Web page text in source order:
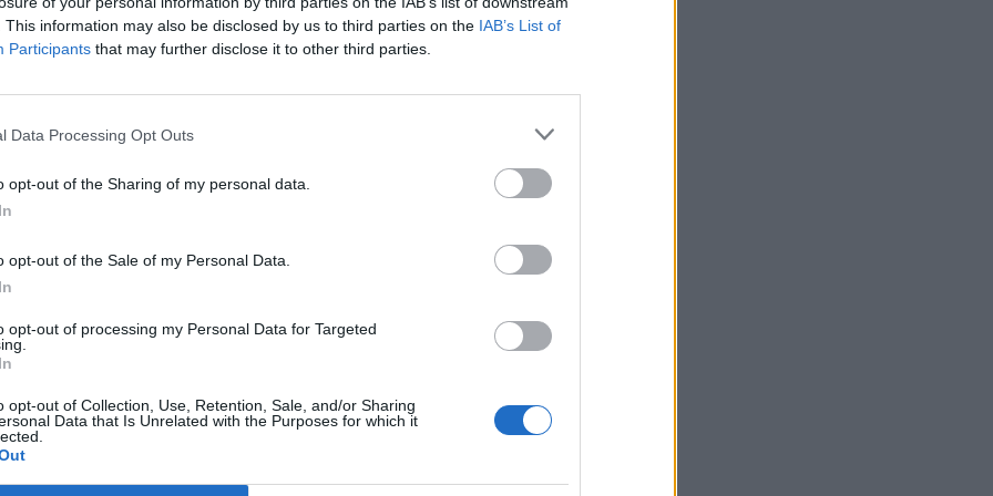
This information may also be disclosed by us to third parties on the IAB’s List of
Participants that may further disclose it to other third parties.
Data Processing Opt Outs
opt-out of the Sharing of my personal data.
opt-out of the Sale of my Personal Data.
opt-out of processing my Personal Data for Targeted
opt-out of Collection, Use, Retention, Sale, and/or Sharing
Data that Is Unrelated with the Purposes for which it
a Meta egyre nagyobb hangsúlyt fektet a metaverzum köré összpontosuló
közösen dolgozhatnak és játszanak is. Ha ez megvalósul, azzal a Meta új bevételi
a tranzakciók feletti ellenőrzést is biztosíthatja...
portfolio.hu hírarchívumához tartozik, melynek olvasása előfizetéses
cikkarchívum
elmúlt 2 év napon belüli
Előfizetés